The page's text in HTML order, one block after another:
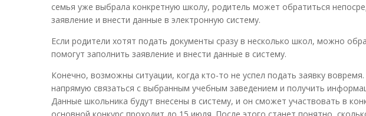
семья уже выбрала конкретную школу, родитель может обратиться
заявление и внести данные в электронную систему.
Если родители хотят подать документы сразу в несколько школ, можно
помогут заполнить заявление и внести данные в систему.
Конечно, возможны ситуации, когда кто-то не успел подать заявку
напрямую связаться с выбранным учебным заведением и получить
Данные школьника будут внесены в систему, и он сможет участвовать в
основной конкурс проходит до 15 июля. После этого станет понятно,